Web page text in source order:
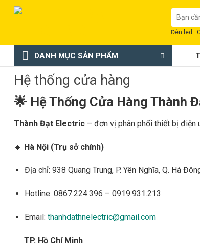
Chuyển
dung
Tìm
kiếm:
Đèn led :
DANH MỤC SẢN PHẨM
Hệ thống cửa hàng
🌟 Hệ Thống Cửa Hàng Thành
Thành Đạt Electric – đơn vị phân phối thiết bị điện
🔹 Hà Nội (Trụ sở chính)
Địa chỉ: 938 Quang Trung, P. Yên Nghĩa, Q. Hà
Hotline: 0867.224.396 – 0919.931.213
Email: thanhdathnelectric@gmail.com
🔹 TP. Hồ Chí Minh